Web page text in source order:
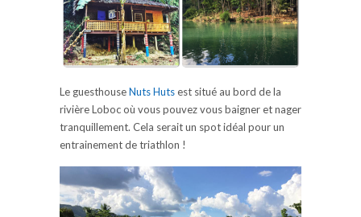
Le guesthouseNuts Hutsest situé au bord de la
rivière Loboc où vous pouvez vous baigner et nager
tranquillement. Cela serait un spot idéal pour un
entrainement de triathlon !